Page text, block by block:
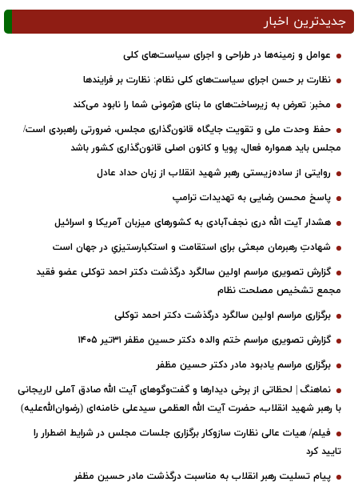
جدیدترین اخبار
عوامل و زمینه‌ها در طراحی و اجرای سیاست‌های کلی
نظارت بر حسن اجرای سیاست‌های کلی نظام: نظارت بر فرایندها
مخبر: تعرض به زیرساخت‌های ما بنای هژمونی شما را نابود می‌کند
حفظ وحدت ملی و تقویت جایگاه قانون‌گذاری مجلس، ضرورتی راهبردی است/
مجلس باید همواره فعال، پویا و کانون اصلی قانون‌گذاری کشور باشد
روایتی از ساده‌زیستی رهبر شهید انقلاب از زبان حداد عادل
پاسخ محسن رضایی به تهدیدات ترامپ
هشدار آیت الله دری نجف‌آبادی به کشورهای میزبان آمریکا و اسرائیل
شهادتِ رهبرمان مبعثی برای استقامت و استکبارستیزیِ در جهان است
گزارش تصویری مراسم اولین سالگرد درگذشت دکتر احمد توکلی عضو فقید
مجمع تشخیص مصلحت نظام
برگزاری مراسم اولین سالگرد درگذشت دکتر احمد توکلی
گزارش تصویری مراسم ختم والده دکتر حسین مظفر ۳۱تیر ۱۴۰۵
برگزاری مراسم یادبود مادر دکتر حسین مظفر
نماهنگ | لحظاتی از برخی دیدارها و گفت‌وگوهای آیت ‌الله صادق آملی لاریجانی
با رهبر شهید انقلاب، حضرت آیت‌ الله العظمی سیدعلی خامنه‌ای (رضوان‌الله‌علیه)
فیلم/ هیات عالی نظارت سازوکار برگزاری جلسات مجلس در شرایط اضطرار را
تایید کرد
پیام تسلیت رهبر انقلاب به مناسبت درگذشت مادر حسین مظفر